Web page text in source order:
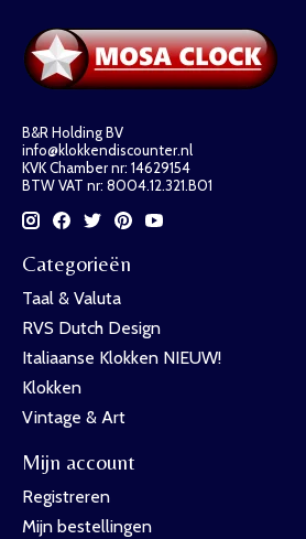
B&R Holding BV
info@klokkendiscounter.nl
KVK Chamber nr: 14629154
BTW VAT nr: 8004.12.321.B01
Categorieën
Taal & Valuta
RVS Dutch Design
Italiaanse Klokken NIEUW!
Klokken
Vintage & Art
Mijn account
Registreren
Mijn bestellingen